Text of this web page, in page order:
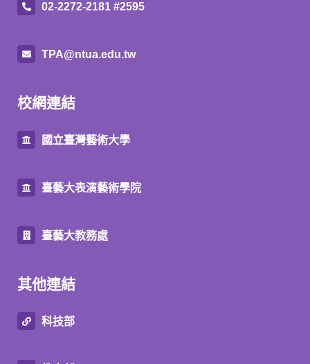
02-2272-2181 #2595
TPA@ntua.edu.tw
校網連結
國立臺灣藝術大學
臺藝大表演藝術學院
臺藝大教務處
其他連結
科技部